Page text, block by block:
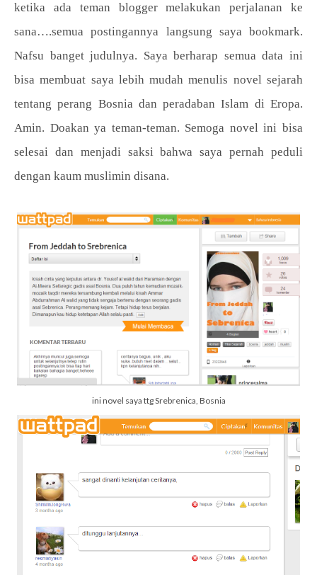
ketika ada teman blogger melakukan perjalanan ke
sana….semua postingannya langsung saya bookmark.
Nafsu banget judulnya. Saya berharap semua data ini
bisa membuat saya lebih mudah menulis novel sejarah
tentang perang Bosnia dan peradaban Islam di Eropa.
Amin. Doakan ya teman-teman. Semoga novel ini bisa
selesai dan menjadi saksi bahwa saya pernah peduli
dengan kaum muslimin disana.
ini novel saya ttg Srebrenica, Bosnia